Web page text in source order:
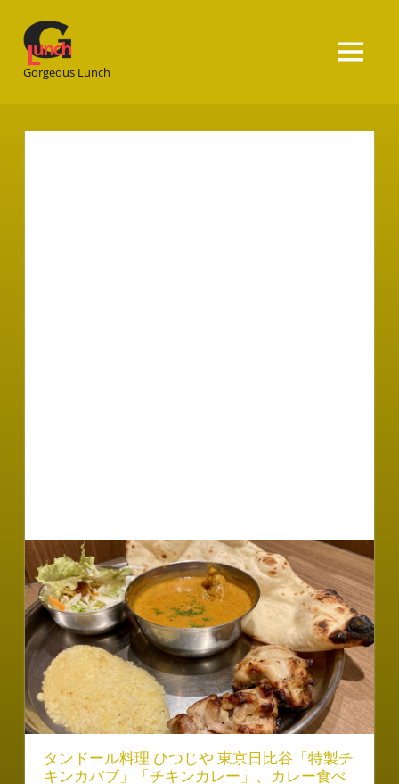
Gorgeous Lunch
タンドール料理 ひつじや 東京日比谷「特製チ
キンカバブ」「チキンカレー」、カレー食べ